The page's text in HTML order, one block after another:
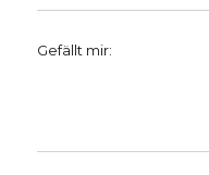
Gefällt mir: